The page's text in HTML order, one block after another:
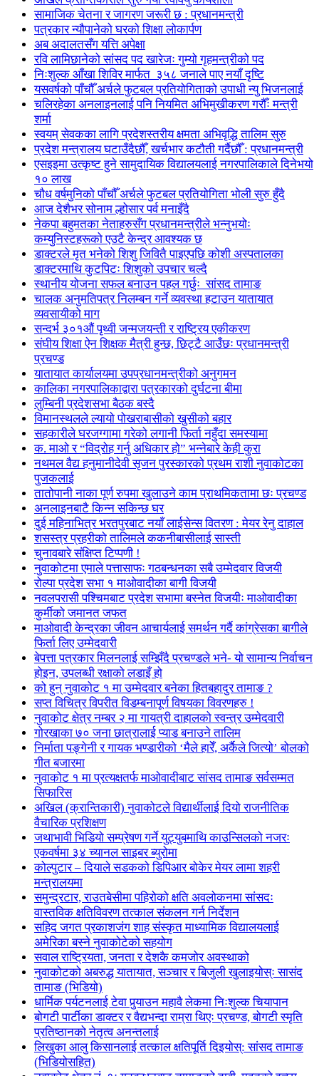
सामाजिक चेतना र जागरण जरूरी छ : प्रधानमन्त्री
पत्रकार न्यौपानेको घरको शिक्षा लोकार्पण
अब अदालतसँग यत्ति अपेक्षा
रवि लामिछानेको सांसद पद खारेजः गुम्यो गृहमन्त्रीको पद
निःशुल्क आँखा शिविर मार्फत ३५८ जनाले पाए नयाँ दृष्टि
यसवर्षको पाँचौँ अर्चले फुटबल प्रतियोगिताको उपाधी न्यु भिजनलाई
चलिरहेका अनलाइनलाई पनि नियमित अभिमुखीकरण गरौँः मन्त्री
शर्मा
स्वयम् सेवकका लागि प्रदेशस्तरीय क्षमता अभिवृद्धि तालिम सुरु
प्रदेश मन्त्रालय घटाउँदैछौँ, खर्चभार कटौती गर्दैछौँ : प्रधानमन्त्री
एसइइमा उत्कृष्ट हुने सामुदायिक विद्यालयलाई नगरपालिकाले दिनेभयो
१० लाख
चौध वर्षमुनिको पाँचौँ अर्चले फुटबल प्रतियोगिता भोली सुरु हुँदै
आज देशैभर सोनाम ल्होसार पर्व मनाइँदै
नेकपा बहुमतका नेताहरुसँग प्रधानमन्त्रीले भन्नुभयोः
कम्युनिस्टहरूको एउटै केन्द्र आवश्यक छ
डाक्टरले मृत भनेको शिशु जिवितै पाइएपछि कोशी अस्पतालका
डाक्टरमाथि कुटपिटः शिशुको उपचार चल्दै
स्थानीय योजना सफल बनाउन पहल गर्छुः सांसद तामाङ
चालक अनुमतिपत्र निलम्बन गर्ने व्यवस्था हटाउन यातायात
व्यवसायीको माग
सन्दर्भ ३०१औं पृथ्वी जन्मजयन्ती र राष्ट्रिय एकीकरण
संघीय शिक्षा ऐन शिक्षक मैत्री हुन्छ, छिट्टै आउँछः प्रधानमन्त्री
प्रचण्ड
यातायात कार्यालयमा उपप्रधानमन्त्रीको अनुगमन
कालिका नगरपालिकाद्वारा पत्रकारको दुर्घटना बीमा
लुम्बिनी प्रदेशसभा बैठक बस्दै
विमानस्थलले ल्यायो पोखराबासीको खुसीको बहार
सहकारीले घरजग्गामा गरेको लगानी फिर्ता नहुँदा समस्यामा
क. माओ र “विद्रोह गर्नु अधिकार हो” भन्नेबारे केही कुरा
नथमल वैद्य हनुमानीदेवी सृजन पुरस्कारको प्रथम राशी नुवाकोटका
पुजकलाई
तातोपानी नाका पूर्ण रुपमा खुलाउने काम प्राथमिकतामा छः प्रचण्ड
अनलाइनबाटै किन्न सकिन्छ घर
दुई महिनाभित्र भरतपुरबाट नयाँ लाईसेन्स वितरण : मेयर रेनु दाहाल
शसस्त्र प्रहरीको तालिमले ककनीबासीलाई सास्ती
चुनावबारे संक्षिप्त टिप्पणी !
नुवाकोटमा एमाले पत्तासाफः गठबन्धनका सबै उम्मेदवार विजयी
रोल्पा प्रदेश सभा १ माओवादीका बागी विजयी
नवलपरासी पश्चिमबाट प्रदेश सभामा बस्नेत विजयीः माओवादीका
कुर्मीको जमानत जफत
माओवादी केन्द्रका जीवन आचार्यलाई समर्थन गर्दै कांग्रेसका बागीले
फिर्ता लिए उम्मेदवारी
बेपत्ता पत्रकार मिलनलाई सम्झिँदै प्रचण्डले भने- यो सामान्य निर्वाचन
होइन, उपलब्धी रक्षाको लडाइँ हो
को हुन् नुवाकोट १ मा उम्मेदवार बनेका हितबहादुर तामाङ ?
सप्त विचित्र विपरीत विडम्बनापूर्ण विषयका विवरणहरु !
नुवाकोट क्षेत्र नम्बर २ मा गायत्री दाहालको स्वन्त्र उम्मेदवारी
गोरखाका ७० जना छात्रालाई प्याड बनाउने तालिम
निर्माता पङ्गेनी र गायक भण्डारीको ‘मैले हारेँ, अर्कैले जित्यो’ बोलको
गीत बजारमा
नुवाकोट १ मा प्रत्यक्षतर्फ माओवादीबाट सांसद तामाङ सर्वसम्मत
सिफारिस
अखिल (क्रान्तिकारी) नुवाकोटले विद्यार्थीलाई दियो राजनीतिक
वैचारिक प्रशिक्षण
जथाभावी भिडियो सम्प्रेषण गर्ने युट्युबमाथि काउन्सिलको नजरः
एकवर्षमा ३४ च्यानल साइबर ब्युरोमा
कोल्पुटार – दियाले सडकको डिपिआर बोकेर मेयर लामा शहरी
मन्त्रालयमा
समुन्द्रटार, राउतबेसीमा पहिरोको क्षति अवलोकनमा सांसदः
वास्तविक क्षतिविवरण तत्काल संकलन गर्न निर्देशन
सहिद जगत प्रकाशजंग शाह संस्कृत माध्यामिक विद्यालयलाई
अमेरिका बस्ने नुवाकोटेको सहयोग
सवाल राष्ट्रियता, जनता र देशकै कमजोर अवस्थाको
नुवाकोटको अबरुद्ध यातायात, सञ्चार र बिजुली खुलाइयोस्ः सासंद
तामाङ (भिडियो)
धार्मिक पर्यटनलाई टेवा पुर्‍याउन महावै लेकमा निःशुल्क चियापान
बोगटी पार्टीका डाक्टर र वैद्यभन्दा राम्रा थिएः प्रचण्ड, बोगटी स्मृति
प्रतिष्ठानको नेतृत्व अनन्तलाई
लिखुका आलु किसानलाई तत्काल क्षतिपूर्ति दिइयोस्: सांसद तामाङ
(भिडियोसहित)